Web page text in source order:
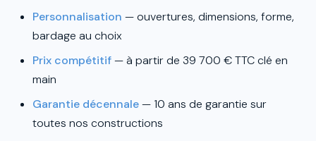
Personnalisation — ouvertures, dimensions, forme,
bardage au choix
Prix compétitif— à partir de 39 700 € TTC clé en
main
Garantie décennale— 10 ans de garantie sur
toutes nos constructions